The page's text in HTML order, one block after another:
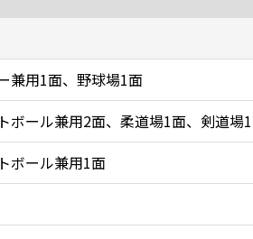
兼用1面、野球場1面
ボール兼用2面、柔道場1面、剣道場
ボール兼用1面